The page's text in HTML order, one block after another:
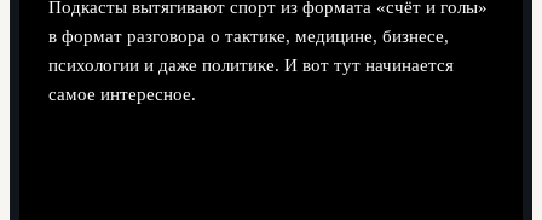
Подкасты вытягивают спорт из формата «счёт и голы»
в формат разговора о тактике, медицине, бизнесе,
психологии и даже политике. И вот тут начинается
самое интересное.